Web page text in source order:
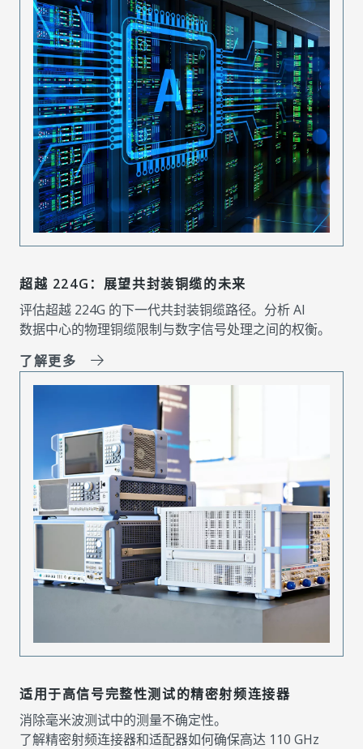
超越 224G：展望共封装铜缆的未来
评估超越 224G 的下一代共封装铜缆路径。分析 AI
数据中心的物理铜缆限制与数字信号处理之间的权衡。
了解更多
适用于高信号完整性测试的精密射频连接器
消除毫米波测试中的测量不确定性。
了解精密射频连接器和适配器如何确保高达 110 GHz